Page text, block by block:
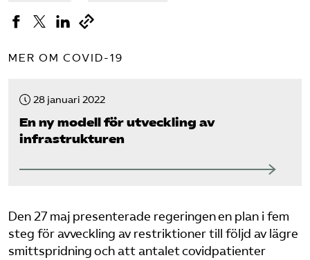
MER OM COVID-19
28 januari 2022
En ny modell för utveckling av
infrastrukturen
Den 27 maj presenterade regeringen en plan i fem
steg för avveckling av restriktioner till följd av lägre
smittspridning och att antalet covidpatienter